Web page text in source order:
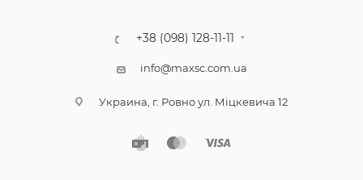
+38 (098) 128-11-11
info@maxsc.com.ua
Украина, г. Ровно ул. Міцкевича 12